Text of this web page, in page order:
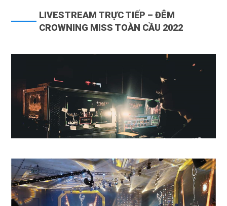
LIVESTREAM TRỰC TIẾP – ĐÊM
CROWNING MISS TOÀN CẦU 2022